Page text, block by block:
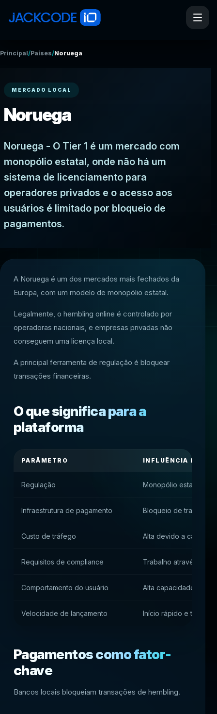
Principal/Países/Noruega
MERCADO LOCAL
Noruega
Noruega - O Tier 1 é um mercado com
monopólio estatal, onde não há um
sistema de licenciamento para
operadores privados e o acesso aos
usuários é limitado por bloqueio de
pagamentos.
A Noruega é um dos mercados mais fechados da
Europa, com um modelo de monopólio estatal.
Legalmente, o hembling online é controlado por
operadoras nacionais, e empresas privadas não
conseguem uma licença local.
A principal ferramenta de regulação é bloquear
transações financeiras.
O que significa para a
plataforma
PARÂMETRO INFLUÊNCIA
Regulação Monopólio estatal
Infraestrutura de pagamento Bloqueio de
Custo de tráfego Alta devido a canais
Requisitos de compliance Trabalho através de
Comportamento do usuário Alta capacidade de
Velocidade de lançamento Início rápido e técnico
Pagamentos como fator-
chave
Bancos locais bloqueiam transações de hembling.